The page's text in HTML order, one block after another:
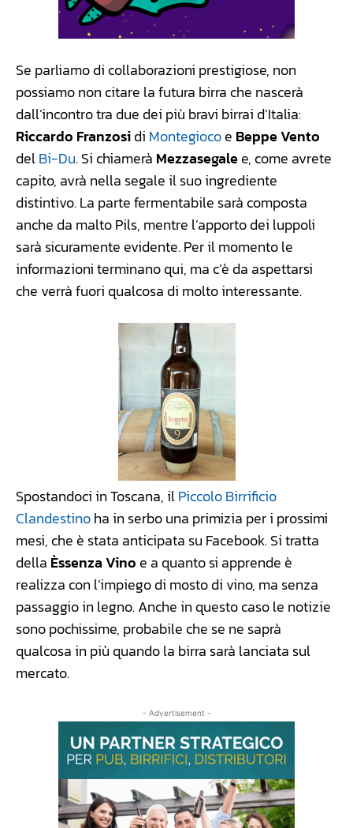
Se parliamo di collaborazioni prestigiose, non
possiamo non citare la futura birra che nascerà
dall’incontro tra due dei più bravi birrai d’Italia:
Riccardo Franzosidi Montegiocoe Beppe Vento
delBi-Du. Si chiamerà Mezzasegalee, come avrete
capito, avrà nella segale il suo ingrediente
distintivo. La parte fermentabile sarà composta
anche da malto Pils, mentre l’apporto dei luppoli
sarà sicuramente evidente. Per il momento le
informazioni terminano qui, ma c’è da aspettarsi
che verrà fuori qualcosa di molto interessante.
Spostandoci in Toscana, ilPiccolo Birrificio
Clandestinoha in serbo una primizia per i prossimi
mesi, che è stata anticipata su Facebook. Si tratta
della Èssenza Vino e a quanto si apprende è
realizza con l’impiego di mosto di vino, ma senza
passaggio in legno. Anche in questo caso le notizie
sono pochissime, probabile che se ne saprà
qualcosa in più quando la birra sarà lanciata sul
mercato.
- Advertisement -